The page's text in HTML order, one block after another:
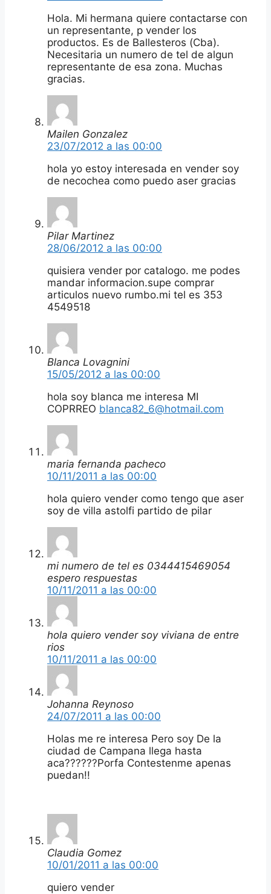
Hola. Mi hermana quiere contactarse con
un representante, p vender los
productos. Es de Ballesteros (Cba).
Necesitaria un numero de tel de algun
representante de esa zona. Muchas
gracias.
Mailen Gonzalez
23/07/2012 a las 00:00
hola yo estoy interesada en vender soy
de necochea como puedo aser gracias
Pilar Martinez
28/06/2012 a las 00:00
quisiera vender por catalogo. me podes
mandar informacion.supe comprar
articulos nuevo rumbo.mi tel es 353
4549518
Blanca Lovagnini
15/05/2012 a las 00:00
hola soy blanca me interesa MI
COPRREO blanca82_6@hotmail.com
maria fernanda pacheco
10/11/2011 a las 00:00
hola quiero vender como tengo que aser
soy de villa astolfi partido de pilar
mi numero de tel es 0344415469054
espero respuestas
10/11/2011 a las 00:00
hola quiero vender soy viviana de entre
rios
10/11/2011 a las 00:00
Johanna Reynoso
24/07/2011 a las 00:00
Holas me re interesa Pero soy De la
ciudad de Campana llega hasta
aca??????Porfa Contestenme apenas
puedan!!
Claudia Gomez
10/01/2011 a las 00:00
quiero vender